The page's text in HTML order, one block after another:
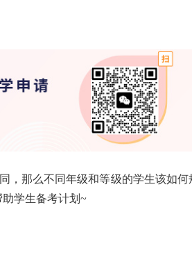
，那么不同年级和等级的学生该如何
学生备考计划~